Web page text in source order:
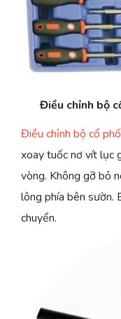
Điều chỉnh bộ
Điều chỉnh bộ cổ
xoay tuốc nơ vít lục
vòng. Không gỡ bỏ
lông phía bên sườn.
chuyển.